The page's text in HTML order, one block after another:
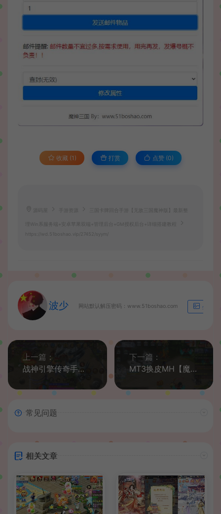
收藏 (1) 打赏 点赞 (0)
手游资源 三国卡牌回合手游【无敌三国魔神版】最新整
理Win系服务端+安卓苹果双端+管理后台+GM授权后台+详细搭建教程
https://wd.51boshao.vip/27452/syym/
波少 网站默认解压密码：www.51boshao.com 生成海
上一篇：
战神引擎传奇手游【笑傲江湖第三季十六大陆合击版】最新整理Win系特色服务端+安卓苹果双端+GM物品授权后台+详细搭建教程
下一篇：
MT3换皮MH【魔方西游超变版】最新整理Linux手工服务端+安卓苹果双端+GM后台+详细搭建教程+全套源码
常见问题
相关文章